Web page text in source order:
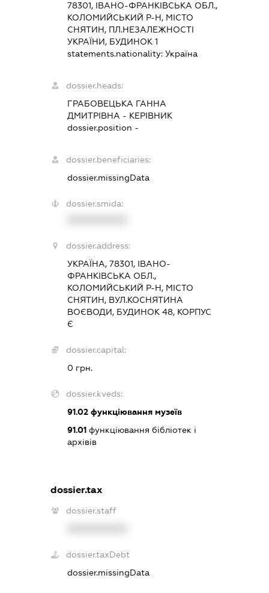
78301, ІВАНО-ФРАНКІВСЬКА ОБЛ.,
КОЛОМИЙСЬКИЙ Р-Н, МІСТО
СНЯТИН, ПЛ.НЕЗАЛЕЖНОСТІ
УКРАЇНИ, БУДИНОК 1
statements.nationality:Україна
dossier.heads:
ГРАБОВЕЦЬКА ГАННА
ДМИТРІВНА - КЕРІВНИК
dossier.position -
dossier.beneficiaries:
dossier.missingData
dossier.smida:
dossier.address:
УКРАЇНА, 78301, ІВАНО-
ФРАНКІВСЬКА ОБЛ.,
КОЛОМИЙСЬКИЙ Р-Н, МІСТО
СНЯТИН, ВУЛ.КОСНЯТИНА
ВОЄВОДИ, БУДИНОК 48, КОРПУС
Є
dossier.capital:
0 грн.
dossier.kveds:
91.02 функціювання музеїв
91.01 функціювання бібліотек і
архівів
dossier.tax
dossier.staff
dossier.taxDebt
dossier.missingData